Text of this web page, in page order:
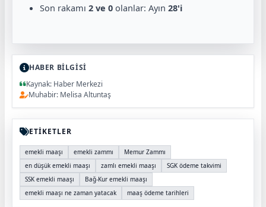
Son rakamı 2 ve 0 olanlar: Ayın 28'i
HABER BİLGİSİ
Kaynak: Haber Merkezi
Muhabir: Melisa Altuntaş
ETİKETLER
emekli maaşı emekli zammı
Memur Zammı
en düşük emekli maaşı
zamlı emekli maaşı
SGK ödeme takvimi
SSK emekli maaşı
Bağ-Kur emekli maaşı
emekli maaşı ne zaman yatacak
maaş ödeme tarihleri